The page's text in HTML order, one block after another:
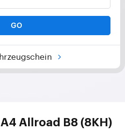
GO
Allroad B8 (8KH)